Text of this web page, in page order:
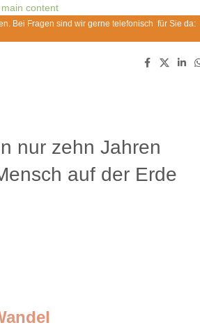
content
Bei Fragen sind wir gerne telefonisch für Sie da:
nur zehn Jahren
auf der Erde